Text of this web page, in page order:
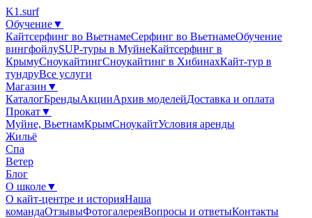
K1 .surf
Обучение▼
Кайтсерфинг во ВьетнамеСерфинг во ВьетнамеОбучение
вингфойлуSUP-туры в МуйнеКайтсерфинг в
КрымуСноукайтингСноукайтинг в ХибинахКайт-тур в
тундруВсе услуги
Магазин ▼
КаталогБрендыАкцииАрхив моделейДоставка и оплата
Прокат▼
Муйне, ВьетнамКрымСноукайтУсловия аренды
Жильё
Спа
Ветер
Блог
О школе▼
О кайт-центре и историяНаша
командаОтзывыФотогалереяВопросы и ответыКонтакты